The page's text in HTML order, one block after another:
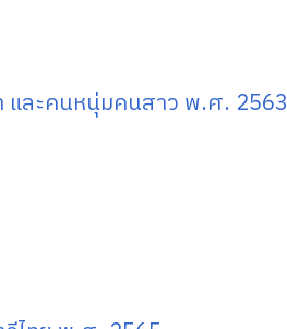
และคนหนุ่มคนสาว พ.ศ. 2563